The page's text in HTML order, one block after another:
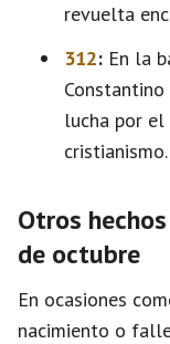
revuelta
312: En la
lucha por
cristianismo.
Otros
de octubre
En ocasiones
nacimiento o